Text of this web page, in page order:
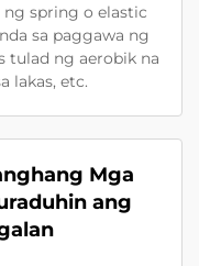
ng spring o elastic
sa paggawa ng
tulad ng aerobik na
lakas, etc.
Mga
ang